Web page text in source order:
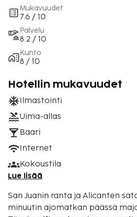
Mukavuudet
7.6 / 10
Palvelu
8.2 / 10
Kunto
8 / 10
Hotellin mukavuudet
Ilmastointi
Uima-allas
Baari
Internet
Kokoustila
Lue lisää
San Juanin ranta ja Alicanten
minuutin ajomatkan päässä